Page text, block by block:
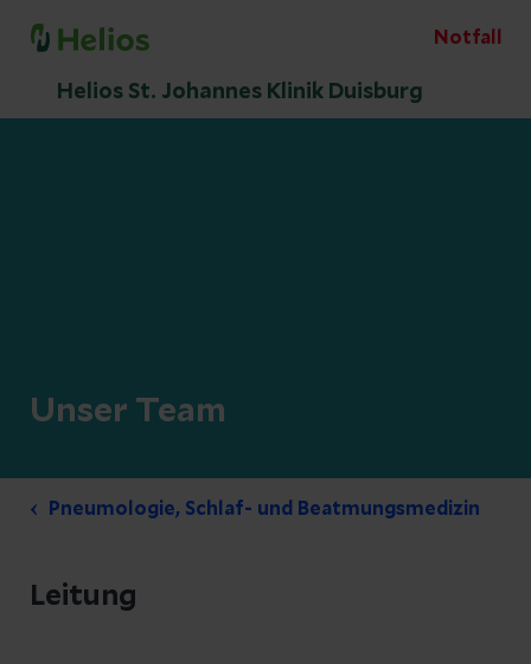
Notfall
Helios St. Johannes Klinik Duisburg
Unser Team
Pneumologie, Schlaf- und Beatmungsmedizin
Leitung